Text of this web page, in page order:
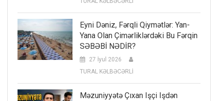
Eyni Dəniz, Fərqli Qiymətlər: Yan-
Yana Olan Çimərliklərdəki Bu Fərqin
SƏBƏBİ NƏDİR?
27 İyul 2026
TURAL KƏLBƏCƏRLİ
Məzuniyyətə Çıxan Işçi Işdən